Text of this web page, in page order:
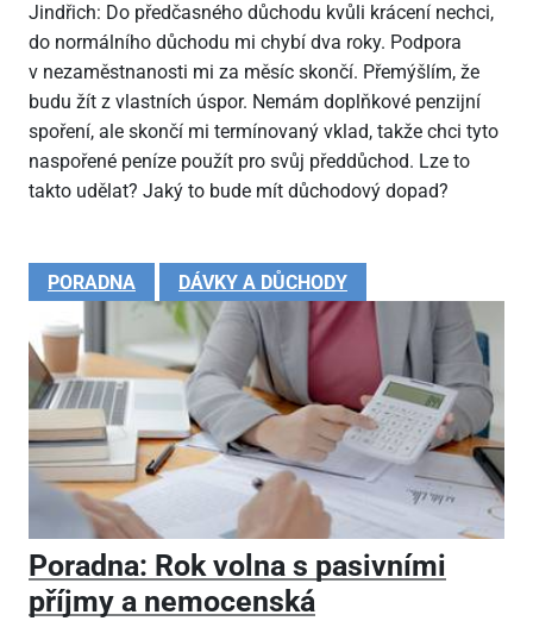
Jindřich: Do předčasného důchodu kvůli krácení nechci,
do normálního důchodu mi chybí dva roky. Podpora
v nezaměstnanosti mi za měsíc skončí. Přemýšlím, že
budu žít z vlastních úspor. Nemám doplňkové penzijní
spoření, ale skončí mi termínovaný vklad, takže chci tyto
naspořené peníze použít pro svůj předdůchod. Lze to
takto udělat? Jaký to bude mít důchodový dopad?
PORADNA DÁVKY A DŮCHODY
Poradna: Rok volna s pasivními
příjmy a nemocenská